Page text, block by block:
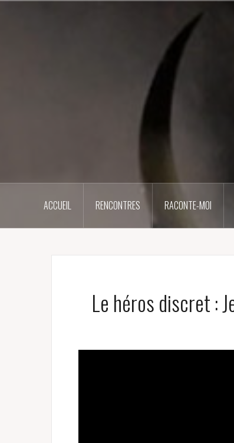
ACCUEIL RENCONTRES RACONTE-MOI
Le héros discret :